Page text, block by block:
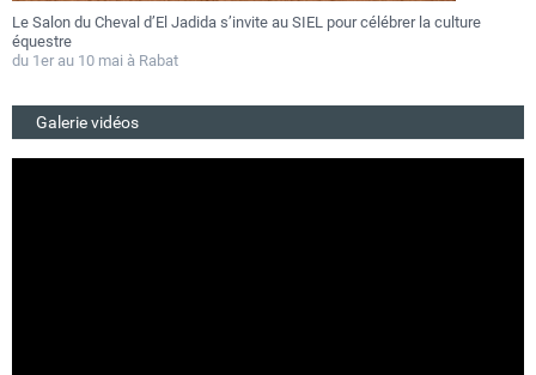
Le Salon du Cheval d’El Jadida s’invite au SIEL pour célébrer la culture
équestre
du 1er au 10 mai à Rabat
Galerie vidéos